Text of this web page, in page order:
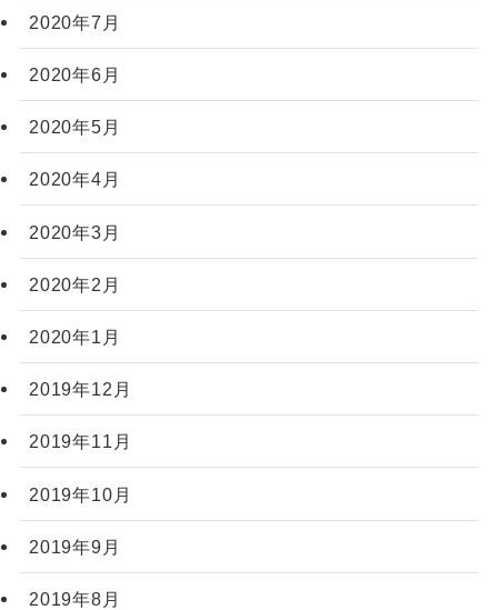
2020年7月
2020年6月
2020年5月
2020年4月
2020年3月
2020年2月
2020年1月
2019年12月
2019年11月
2019年10月
2019年9月
2019年8月